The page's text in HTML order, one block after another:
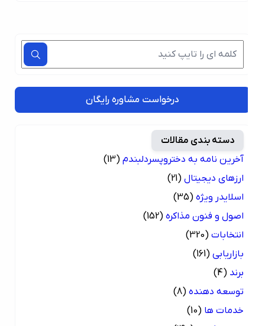
درخواست مشاوره رایگان
دسته بندی مقالات
آخرین نامه به دختروپسردلبندم (13)
ارزهای دیجیتال (21)
اسلایدر ویژه (35)
اصول و فنون مذاکره (152)
انتخابات (320)
بازاریابی (161)
(4)
توسعه دهنده (8)
خدمات ها (10)